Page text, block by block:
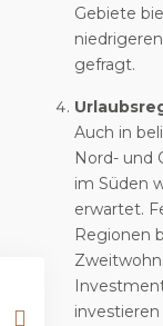
Gebiete
gefragt.
Auch in
Nord- und
im Süden
erwartet.
Regionen